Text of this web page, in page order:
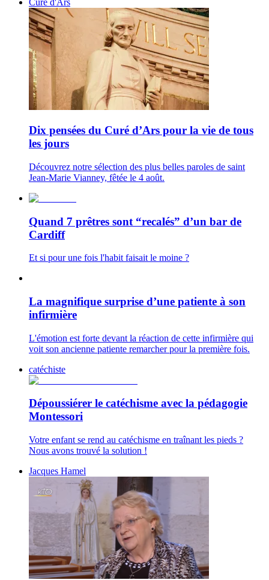
Curé d'Ars
Dix pensées du Curé d’Ars pour la vie de tous
les jours
Découvrez notre sélection des plus belles paroles de saint
Jean-Marie Vianney, fêtée le 4 août.
Quand 7 prêtres sont “recalés” d’un bar de
Cardiff
Et si pour une fois l'habit faisait le moine ?
La magnifique surprise d’une patiente à son
infirmière
L'émotion est forte devant la réaction de cette infirmière qui
voit son ancienne patiente remarcher pour la première fois.
catéchiste
Dépoussiérer le catéchisme avec la pédagogie
Montessori
Votre enfant se rend au catéchisme en traînant les pieds ?
Nous avons trouvé la solution !
Jacques Hamel